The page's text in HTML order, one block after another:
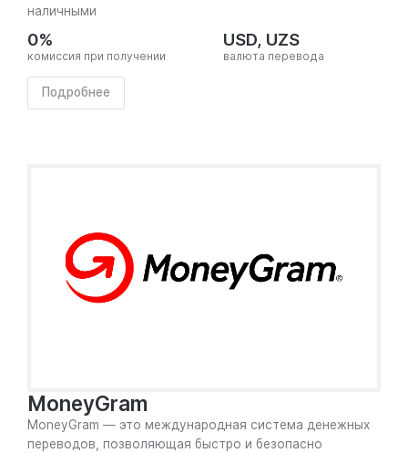
наличными
0%
комиссия при получении
USD, UZS
валюта перевода
Подробнее
MoneyGram
MoneyGram — это международная система денежных
переводов, позволяющая быстро и безопасно